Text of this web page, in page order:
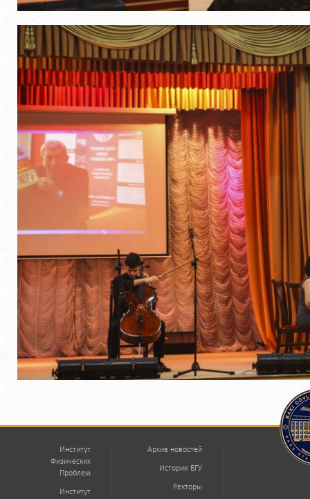
Институт
Физических
Проблем
Институт
Архив новостей
История БГУ
Ректоры